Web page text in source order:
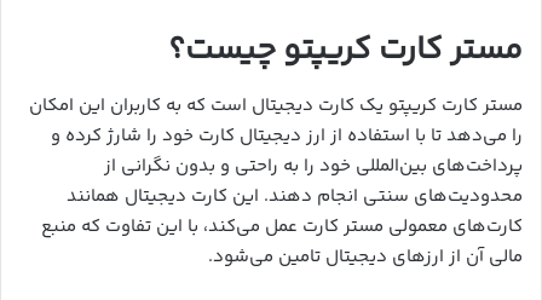
مستر کارت کریپتو چیست؟
مستر کارت کریپتو یک کارت دیجیتال است که به کاربران این امکان
را می‌دهد تا با استفاده از ارز دیجیتال کارت خود را شارژ کرده و
پرداخت‌های بین‌المللی خود را به راحتی و بدون نگرانی از
محدودیت‌های سنتی انجام دهند. این کارت دیجیتال همانند
کارت‌های معمولی مستر کارت عمل می‌کند، با این تفاوت که منبع
مالی آن از ارزهای دیجیتال تامین می‌شود.